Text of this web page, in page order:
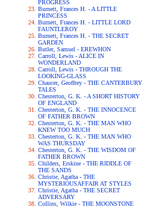
PROGRESS
Burnett, Frances H. - A LITTLE
PRINCESS
Burnett, Frances H. - LITTLE LORD
FAUNTLEROY
Burnett, Frances H. - THE SECRET
GARDEN
Butler, Samuel - EREWHON
Carroll, Lewis - ALICE IN
WONDERLAND
Carroll, Lewis - THROUGH THE
LOOKING-GLASS
Chaucer, Geoffrey - THE CANTERBURY
TALES
Chesterton, G. K. - A SHORT HISTORY
OF ENGLAND
Chesterton, G. K. - THE INNOCENCE
OF FATHER BROWN
Chesterton, G. K. - THE MAN WHO
KNEW TOO MUCH
Chesterton, G. K. - THE MAN WHO
WAS THURSDAY
Chesterton, G. K. - THE WISDOM OF
FATHER BROWN
Childers, Erskine - THE RIDDLE OF
THE SANDS
Christie, Agatha - THE
MYSTERIOUSAFFAIR AT STYLES
Christie, Agatha - THE SECRET
ADVERSARY
Collins, Wilkie - THE MOONSTONE